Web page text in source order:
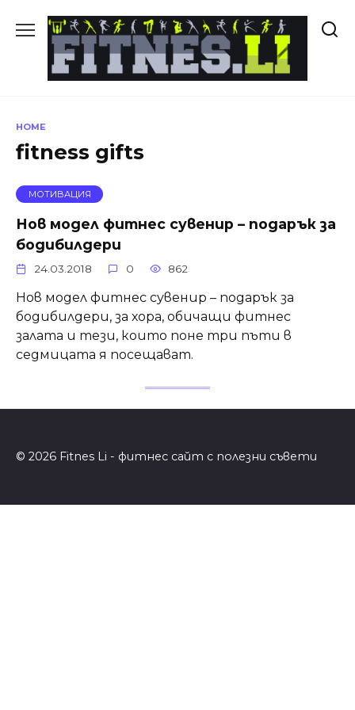
HOME
fitness gifts
МОТИВАЦИЯ
Нов модел фитнес сувенир – подарък за
бодибилдери
24.03.2018 0 862
Нов модел фитнес сувенир – подарък за
бодибилдери, за хора, обичащи фитнес
залата и тези, които поне три пъти в
седмицата я посещават.
© 2026 Fitnes Li - фитнес сайт с полезни съвети